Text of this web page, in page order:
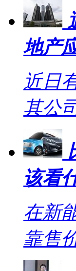
地产
近日
其公
该看
在新
靠售